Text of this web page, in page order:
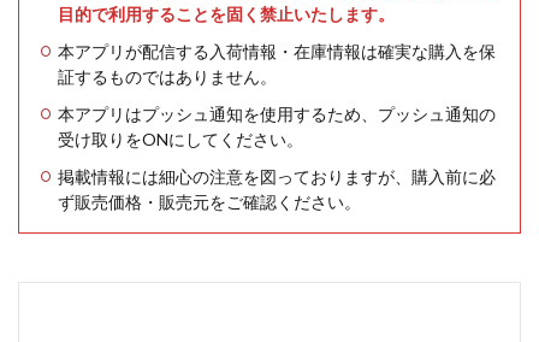
目的で利用することを固く禁止いたします。
本アプリが配信する入荷情報・在庫情報は確実な購入を保
証するものではありません。
本アプリはプッシュ通知を使用するため、プッシュ通知の
受け取りをONにしてください。
掲載情報には細心の注意を図っておりますが、購入前に必
ず販売価格・販売元をご確認ください。